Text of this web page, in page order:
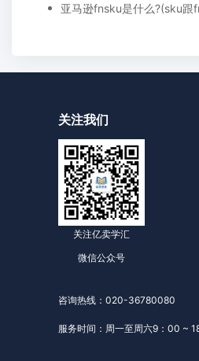
亚马逊fnsku是什么?(sku跟
关注我们
关注亿卖学汇
微信公众号
咨询热线：020-36780080
服务时间：周一至周六9：00 ~